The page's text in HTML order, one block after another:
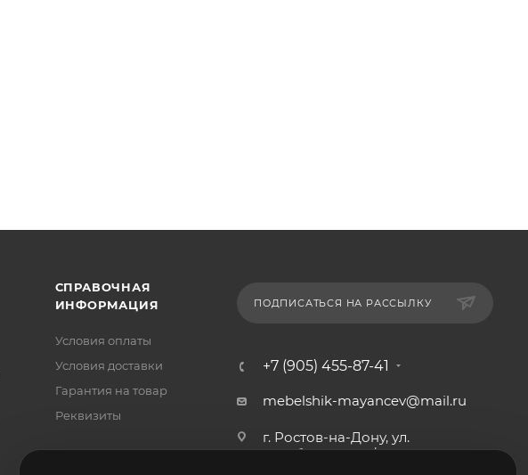
СПРАВОЧНАЯ
ИНФОРМАЦИЯ
Условия оплаты
Условия доставки
Гарантия на товар
Реквизиты
ПОДПИСАТЬСЯ НА РАССЫЛКУ
+7 (905) 455-87-41
mebelshik-mayancev@mail.ru
г. Ростов-на-Дону, ул.
Щербакова, 107/29